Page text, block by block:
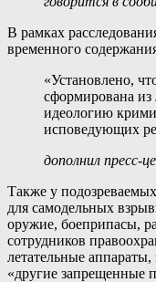
В рамках
временного
«Установлено,
сформирована
идеологию
исповедующих
дополнил пресс-
Также у
для самодельных
оружие, боеприпасы,
сотрудников
летательные аппараты,
«другие запрещенные